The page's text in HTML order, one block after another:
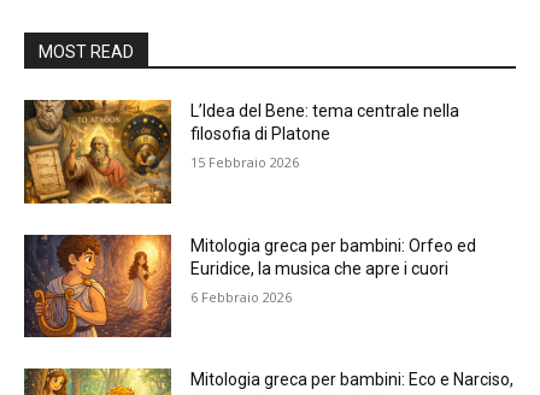
MOST READ
L’Idea del Bene: tema centrale nella
filosofia di Platone
15 Febbraio 2026
Mitologia greca per bambini: Orfeo ed
Euridice, la musica che apre i cuori
6 Febbraio 2026
Mitologia greca per bambini: Eco e Narciso,